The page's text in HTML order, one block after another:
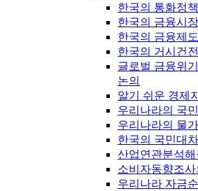
한국의 통화정책
한국의 금융시장
한국의 금융제도
한국의 거시건
글로벌 금융위
논의
알기 쉬운 경제
우리나라의 국
우리나라의 물
한국의 국민대
산업연관분석해
소비자동향조사
우리나라 자금